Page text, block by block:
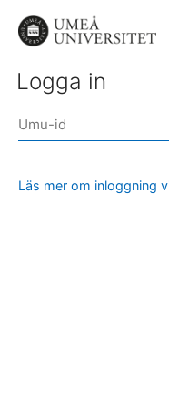
Logga in
Läs mer om inloggning